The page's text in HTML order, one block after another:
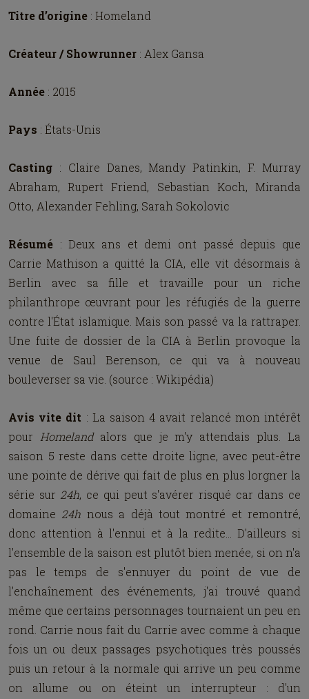
Titre d’origine : Homeland
Créateur / Showrunner : Alex Gansa
Année : 2015
Pays : États-Unis
Casting : Claire Danes, Mandy Patinkin, F. Murray
Abraham, Rupert Friend, Sebastian Koch, Miranda
Otto, Alexander Fehling, Sarah Sokolovic
Résumé : Deux ans et demi ont passé depuis que
Carrie Mathison a quitté la CIA, elle vit désormais à
Berlin avec sa fille et travaille pour un riche
philanthrope œuvrant pour les réfugiés de la guerre
contre l'État islamique. Mais son passé va la rattraper.
Une fuite de dossier de la CIA à Berlin provoque la
venue de Saul Berenson, ce qui va à nouveau
bouleverser sa vie. (source : Wikipédia)
Avis vite dit : La saison 4 avait relancé mon intérêt
pour
Homelandalors que je m'y attendais plus. La
saison 5 reste dans cette droite ligne, avec peut-être
une pointe de dérive qui fait de plus en plus lorgner la
série sur 24h, ce qui peut s'avérer risqué car dans ce
domaine 24h nous a déjà tout montré et remontré,
donc attention à l'ennui et à la redite... D'ailleurs si
l'ensemble de la saison est plutôt bien menée, si on n'a
pas le temps de s'ennuyer du point de vue de
l'enchaînement des événements, j'ai trouvé quand
même que certains personnages tournaient un peu en
rond. Carrie nous fait du Carrie avec comme à chaque
fois un ou deux passages psychotiques très poussés
puis un retour à la normale qui arrive un peu comme
on allume ou on éteint un interrupteur : d'un